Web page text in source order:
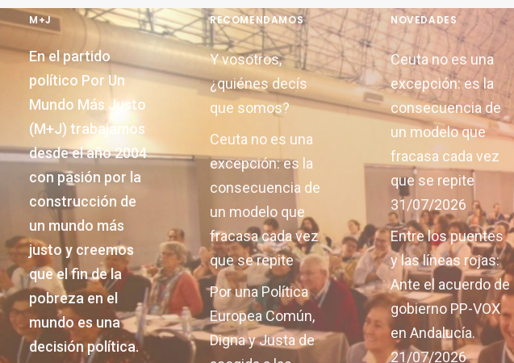
M+J
En el partido
político Por Un
Mundo Más Justo
(M+J) trabajamos
desde el año 2004
con pasión por la
construcción de
un mundo más
justo y creemos
que el fin de la
pobreza en el
mundo es una
decisión política.
RECOMENDAMOS
Y vosotros,
¿quiénes decís
que somos?
Ceuta no es una
excepción: es la
consecuencia de
un modelo que
fracasa cada vez
que se repite
Por una Política
Europea Común,
Digna y Justa de
NOVEDADES
Ceuta no es una
excepción: es la
consecuencia de
un modelo que
fracasa cada vez
que se repite
31/07/2026
Entre los puentes
y las líneas rojas:
Ante el acuerdo de
gobierno PP-VOX
en Andalucía.
21/07/2026